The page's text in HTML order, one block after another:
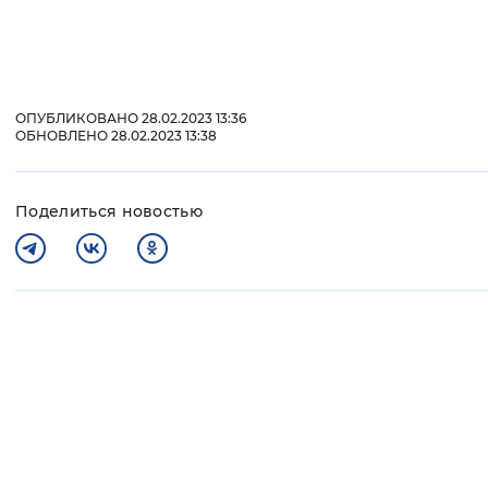
ОПУБЛИКОВАНО 28.02.2023 13:36
ОБНОВЛЕНО 28.02.2023 13:38
Поделиться новостью